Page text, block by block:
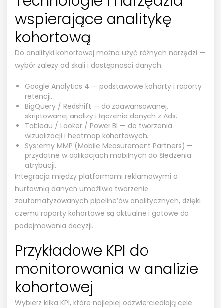
wspierające analitykę
kohortową
Do analityki kohortowej można użyć różnych narzędzi —
wybór zależy od skali i dostępności danych:
Google Analytics 4 — podstawowe kohorty i raporty
retencji.
BigQuery / Redshift — do zaawansowanej,
skriptowanej analizy i łączenia danych z Ads.
Tableau / Looker / Power BI — do tworzenia
wizualizacji i heatmap kohortowych.
Systemy MMP (Mobile Measurement Partners) —
przydatne w aplikacjach mobilnych do śledzenia
atrybucji.
Integracja między platformami reklamowymi a
hurtownią danych umożliwia tworzenie
zautomatyzowanych pipeline’ów analitycznych, dzięki
czemu raporty kohortowe są aktualne i gotowe do
podejmowania decyzji.
Przykładowe KPI do
monitorowania w analizie
kohortowej
Wybierz kilka KPI, które najlepiej odzwierciedlają cele